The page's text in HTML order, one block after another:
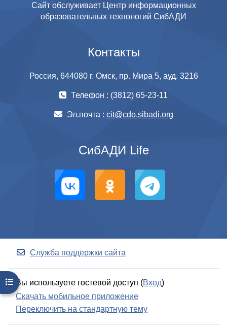
Открыть оглавление курса
Сайт обслуживает Центр информационных
образовательных технологий СибАДИ
Контакты
Россия, 644080 г. Омск, пр. Мира 5, ауд. 3216
Телефон : (3812) 65-23-11
Эл.почта : cit@cdo.sibadi.org
СибАДИ Life
Служба поддержки сайта
Вы используете гостевой доступ (Вход)
Скачать мобильное приложение
Переключить на стандартную тему